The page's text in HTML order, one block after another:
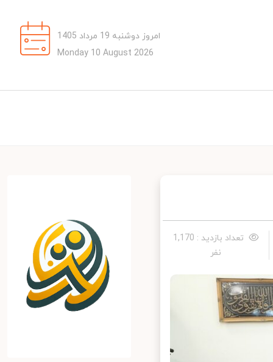
امروز دوشنبه 19 مرداد 1405
Monday 10 August 2026
تعداد بازدید : 1,170
نفر